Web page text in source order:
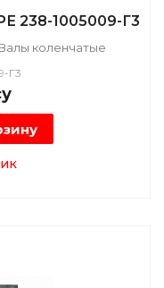
1005009-Г3
коленчатые
Г3